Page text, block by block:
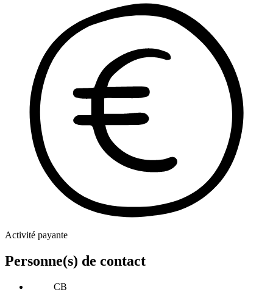
Activité payante
Personne(s) de contact
CB